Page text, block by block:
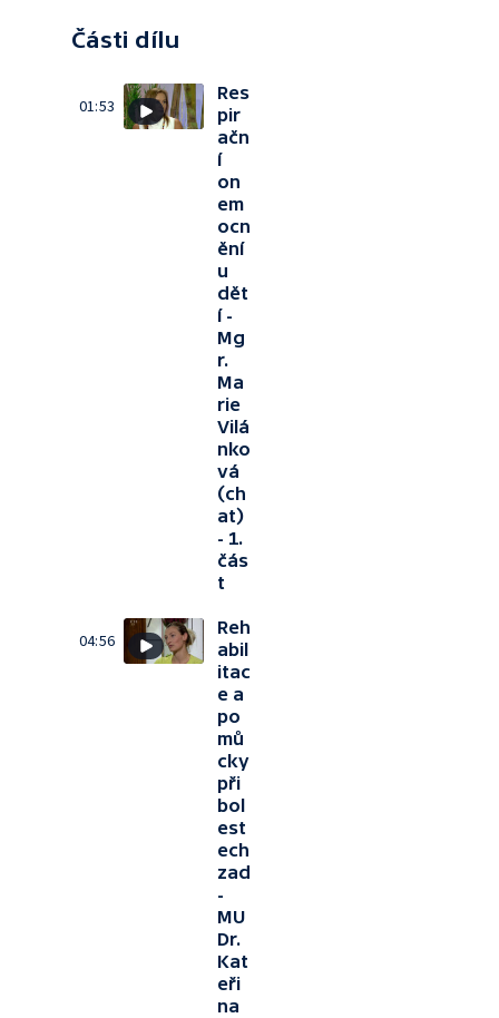
Části dílu
01:53
Res
pir
ačn
í
on
em
ocn
ění
u
dět
í -
Mg
r.
Ma
rie
Vilá
nko
vá
(ch
at)
- 1.
čás
t
04:56
Reh
abil
itac
e a
po
mů
cky
při
bol
est
ech
zad
-
MU
Dr.
Kat
eři
na